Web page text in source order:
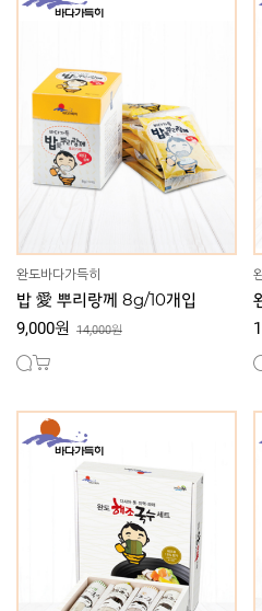
완도바다가득히
밥 愛 뿌리랑께 8g/10개입
9,000원 14,000원